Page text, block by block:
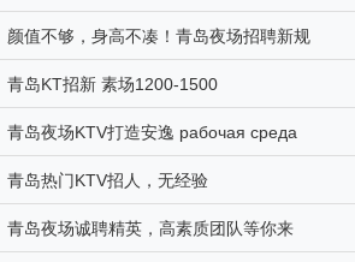
颜值不够，身高不凑！青岛夜场招聘新规
青岛KT招新 素场1200-1500
青岛夜场KTV打造安逸 рабочая среда
青岛热门KTV招人，无经验
青岛夜场诚聘精英，高素质团队等你来